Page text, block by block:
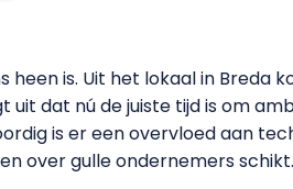
is. Uit het lokaal in Breda
uit dat nú de juiste tijd is om
is er een overvloed aan
over gulle ondernemers schikt.